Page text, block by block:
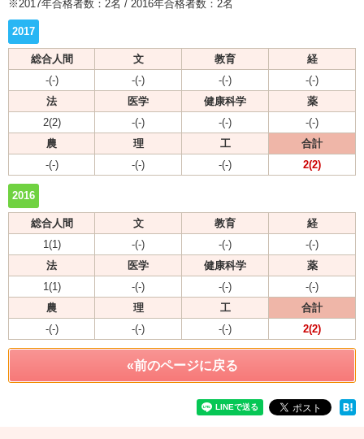
※2017年合格者数：2名 / 2016年合格者数：2名
2017
総合人間 文 教育
経
-(-)
-(-) -(-)
-(-)
法
医学 健康科学
薬
2(2)
-(-) -(-)
-(-)
農
理 工
合計
-(-)
-(-) -(-) 2(2)
2016
総合人間 文 教育
経
1(1)
-(-) -(-)
-(-)
法
医学 健康科学
薬
1(1)
-(-) -(-)
-(-)
農
理 工
合計
-(-)
-(-) -(-) 2(2)
«前のページに戻る